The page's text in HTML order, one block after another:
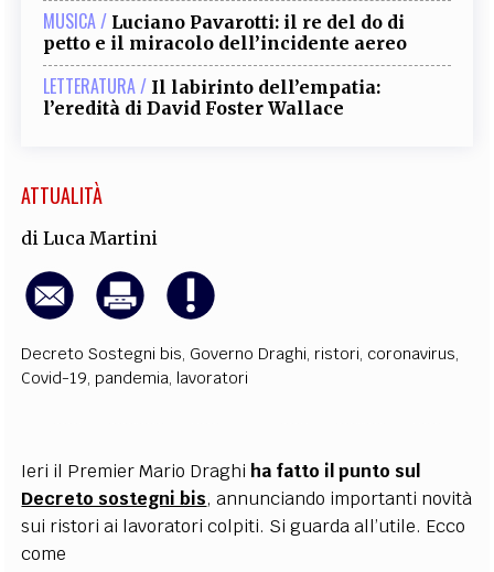
MUSICA / Luciano Pavarotti: il re del do di
petto e il miracolo dell’incidente aereo
LETTERATURA / Il labirinto dell’empatia:
l’eredità di David Foster Wallace
ATTUALITÀ
diLuca Martini
Decreto Sostegni bis, Governo Draghi, ristori, coronavirus,
Covid-19, pandemia, lavoratori
Ieri il Premier Mario Draghi ha fatto il punto sul
Decreto sostegni bis, annunciando importanti novità
sui ristori ai lavoratori colpiti. Si guarda all’utile. Ecco
come